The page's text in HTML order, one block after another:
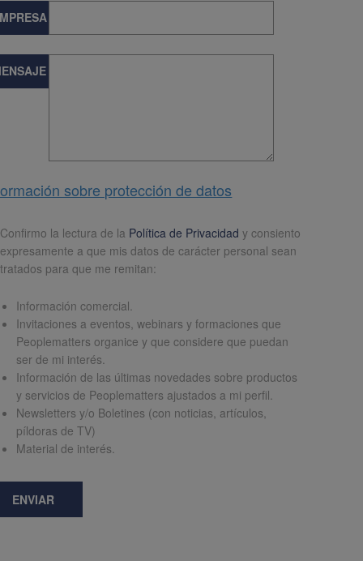
sobre protección de datos
Confirmo la lectura de la Política de Privacidad y consiento
expresamente a que mis datos de carácter personal sean
tratados para que me remitan:
Información comercial.
Invitaciones a eventos, webinars y formaciones que
Peoplematters organice y que considere que puedan
ser de mi interés.
Información de las últimas novedades sobre productos
y servicios de Peoplematters ajustados a mi perfil.
Newsletters y/o Boletines (con noticias, artículos,
píldoras de TV)
Material de interés.
ENVIAR